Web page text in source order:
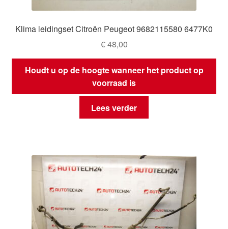
Klima leidingset Citroën Peugeot 9682115580 6477K0
€48,00
Houdt u op de hoogte wanneer het product op
voorraad is
Lees verder